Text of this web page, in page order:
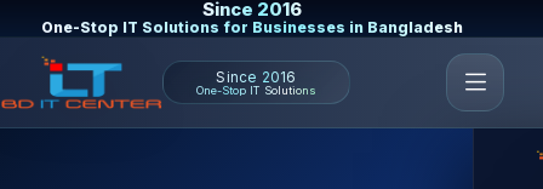
Since 2016
One-Stop IT Solutions for Businesses in Bangladesh
Since 2016
One-Stop IT Solutions